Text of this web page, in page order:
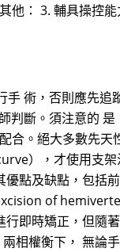
： 3. 輔具操控
手 術，否則應先追
斷。須注意的
。絕大多數先
），才使用支
點及缺點，包
of
即時矯正，但隨
相權衡下， 無論